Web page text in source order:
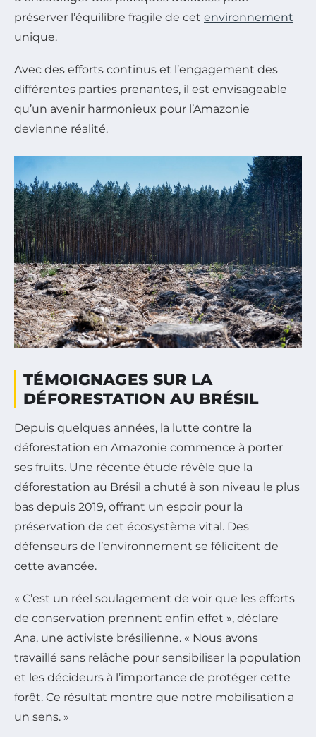
préserver l’équilibre fragile de cet environnement
unique.
Avec des efforts continus et l’engagement des
différentes parties prenantes, il est envisageable
qu’un avenir harmonieux pour l’Amazonie
devienne réalité.
TÉMOIGNAGES SUR LA
DÉFORESTATION AU BRÉSIL
Depuis quelques années, la lutte contre la
déforestation en Amazonie commence à porter
ses fruits. Une récente étude révèle que la
déforestation au Brésil a chuté à son niveau le plus
bas depuis 2019, offrant un espoir pour la
préservation de cet écosystème vital. Des
défenseurs de l’environnement se félicitent de
cette avancée.
« C’est un réel soulagement de voir que les efforts
de conservation prennent enfin effet », déclare
Ana, une activiste brésilienne. « Nous avons
travaillé sans relâche pour sensibiliser la population
et les décideurs à l’importance de protéger cette
forêt. Ce résultat montre que notre mobilisation a
un sens. »